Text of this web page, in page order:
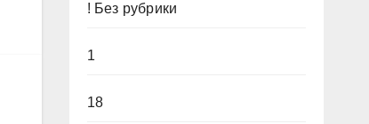
! Без рубрики
1
18